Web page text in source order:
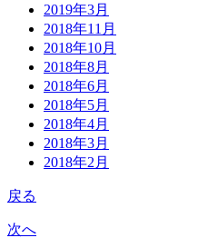
2019年3月
2018年11月
2018年10月
2018年8月
2018年6月
2018年5月
2018年4月
2018年3月
2018年2月
戻る
次へ